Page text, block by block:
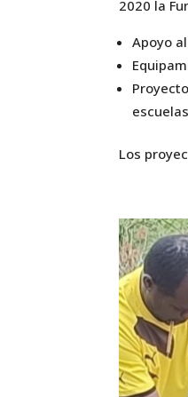
2020 la
Apoyo
Los